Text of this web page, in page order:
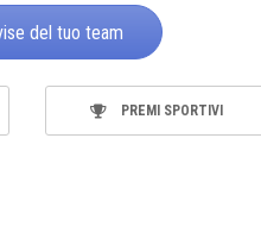
del tuo team
PREMI SPORTIVI